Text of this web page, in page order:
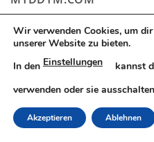
So günstig & So schnell –
Das kann nur MYDDYM!
Auf uns können Sie sich
BLOG/NEWS
Wir verwenden Cookies, um
unserer Website zu bieten.
In den Einstellungen
kannst
verwenden oder sie
Akzeptieren Ablehnen